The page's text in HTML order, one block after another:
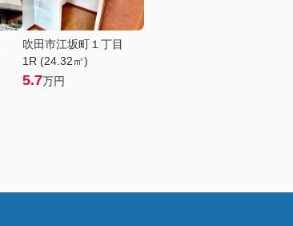
吹田市江坂町１丁目
1R (24.32㎡)
5.7万円